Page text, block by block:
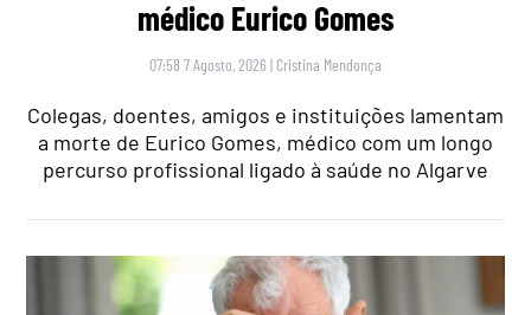
médico Eurico Gomes
07:58 7 Agosto, 2026 | Cristina Mendonça
Colegas, doentes, amigos e instituições lamentam
a morte de Eurico Gomes, médico com um longo
percurso profissional ligado à saúde no Algarve